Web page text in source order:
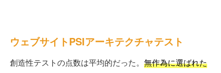
ウェブサイトPSIアーキテクチャテスト
創造性テストの点数は平均的だった。 無作為に選ばれた